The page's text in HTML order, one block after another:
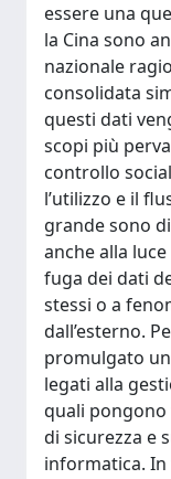
essere una
la Cina sono
nazionale
consolidata
questi dati
scopi più
controllo
l’utilizzo e il
grande sono
anche alla
fuga dei dati
stessi o a
dall’esterno.
promulgato
legati alla
quali pongono
di sicurezza e
informatica.